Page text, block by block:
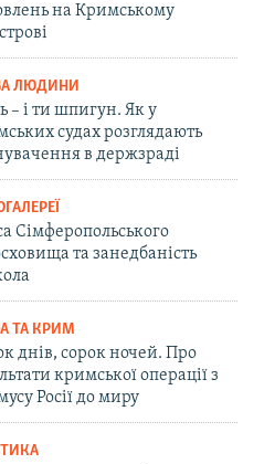
на Кримському
ЛЮДИНИ
– і ти шпигун. Як у
судах розглядають
в держзраді
Сімферопольського
та занедбаність
ТА КРИМ
днів, сорок ночей. Про
кримської операції з
Росії до миру